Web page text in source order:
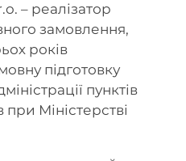
– реалізатор
замовлення,
років
підготовку
пунктів
Міністерстві